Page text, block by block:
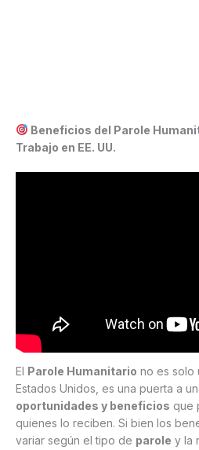
Beneficios del Parole
Trabajo en EE. UU.
El Parole Humanitario no es solo
Estados Unidos, es una puerta a
oportunidades y beneficios que
quienes lo reciben. Si bien los
variar según el tipo de parole y la